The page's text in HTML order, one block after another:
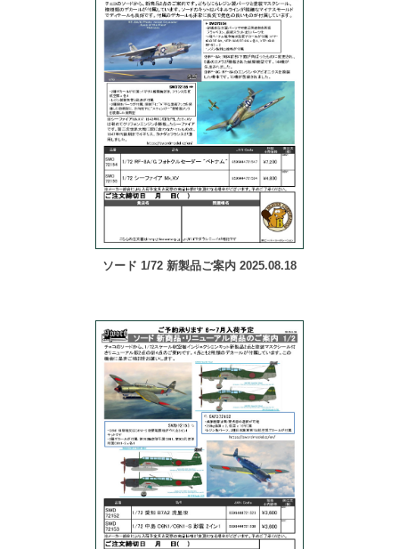
ソード 1/72 新製品ご案内 2025.08.18